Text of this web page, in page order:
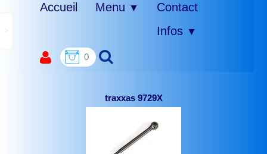
Accueil Menu ▼
Contact
Infos ▼
0
traxxas 9729X